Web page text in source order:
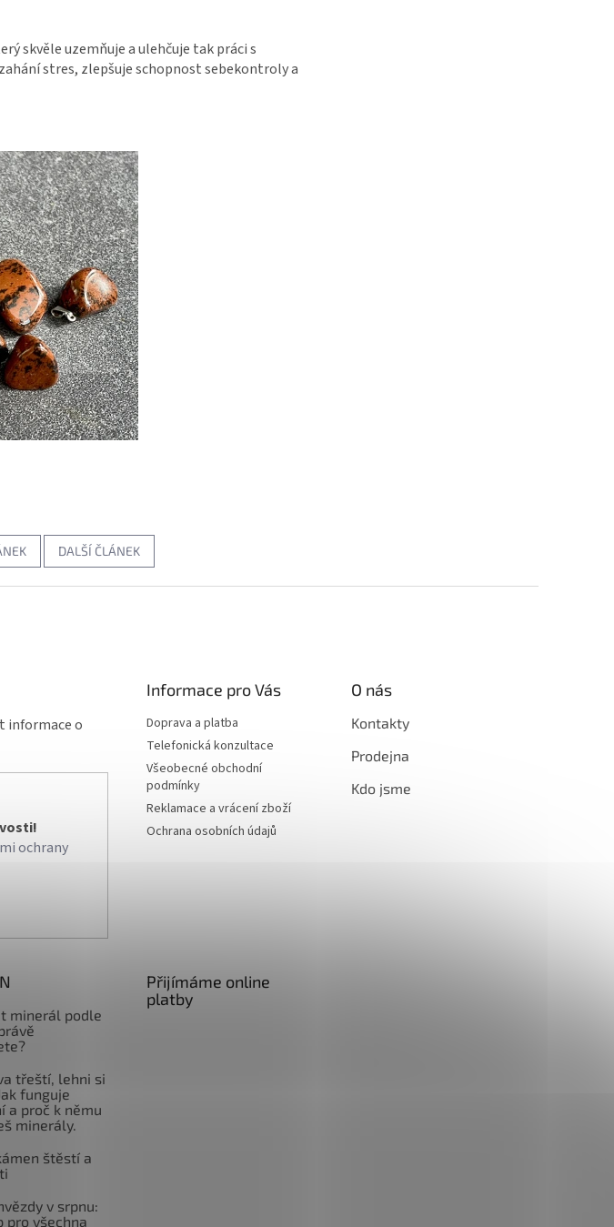
skvěle uzemňuje a ulehčuje tak práci s
stres, zlepšuje schopnost sebekontroly a
DALŠÍ ČLÁNEK
informace o
ochrany
Informace pro Vás
Doprava a platba
Telefonická konzultace
Všeobecné obchodní
podmínky
Reklamace a vrácení zboží
Ochrana osobních údajů
O nás
Kontakty
Prodejna
Kdo jsme
minerál podle
třeští, lehni si
funguje
a proč k němu
minerály.
štěstí a
v srpnu:
pro všechna
Přijímáme online
platby